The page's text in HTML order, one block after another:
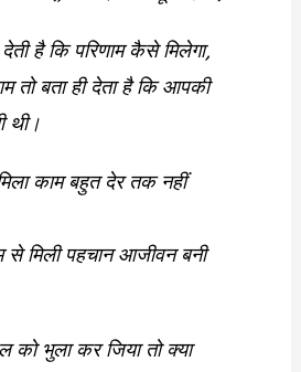
है कि परिणाम कैसे मिलेगा,
तो बता ही देता है कि आपकी
थी।
काम बहुत देर तक नहीं
मिली पहचान आजीवन बनी
को भुला कर जिया तो क्या